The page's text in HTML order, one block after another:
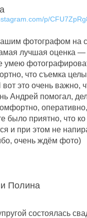
p/
фотографом на
лучшая оценка —
умею
что съемка
это очень важно,
Андрей помогал,
было приятно, что
и при этом не
очень ждём фото)
Полина
состоялась